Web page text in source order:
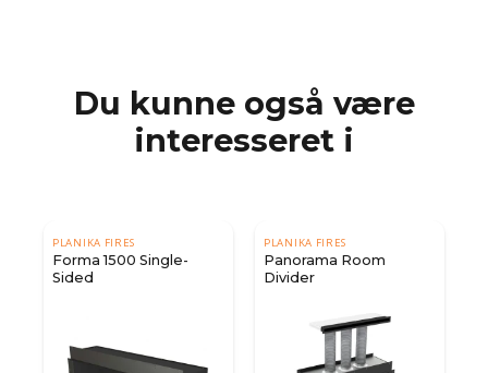
Du kunne også være
interesseret i
PLANIKA FIRES
Forma 1500 Single-
Sided
PLANIKA FIRES
Panorama Room
Divider